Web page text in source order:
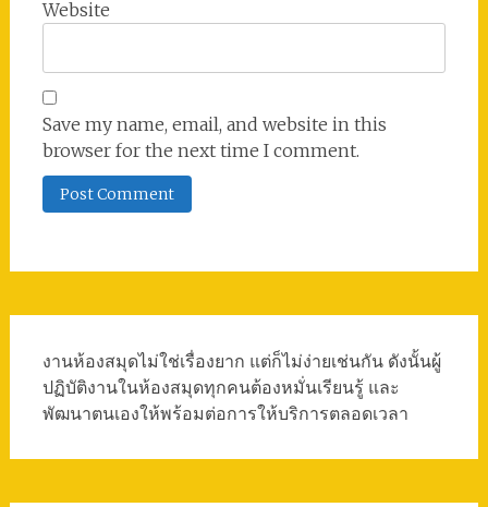
Website
Save my name, email, and website in this
browser for the next time I comment.
งานห้องสมุดไม่ใช่เรื่องยาก แต่ก็ไม่ง่ายเช่นกัน ดังนั้นผู้
ปฏิบัติงานในห้องสมุดทุกคนต้องหมั่นเรียนรู้ และ
พัฒนาตนเองให้พร้อมต่อการให้บริการตลอดเวลา